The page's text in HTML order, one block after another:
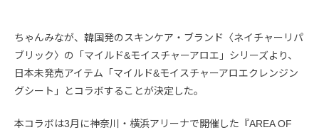
ちゃんみなが、韓国発のスキンケア・ブランド〈ネイチャーリパ
ブリック〉の「マイルド&モイスチャーアロエ」シリーズより、
日本未発売アイテム「マイルド&モイスチャーアロエクレンジン
グシート」とコラボすることが決定した。
本コラボは3月に神奈川・横浜アリーナで開催した『AREA OF